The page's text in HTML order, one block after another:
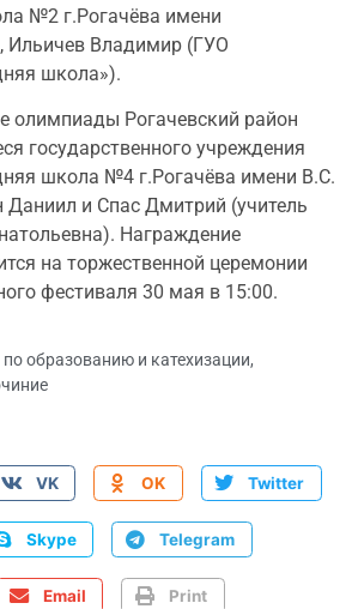
№2 г.Рогачёва имени
Ильичев Владимир (ГУО
школа»).
олимпиады Рогачевский район
государственного учреждения
школа №4 г.Рогачёва имени В.С.
Даниил и Спас Дмитрий (учитель
Награждение
на торжественной церемонии
фестиваля 30 мая в 15:00.
по образованию и катехизации,
VK OK Twitter
Skype Telegram
Email Print